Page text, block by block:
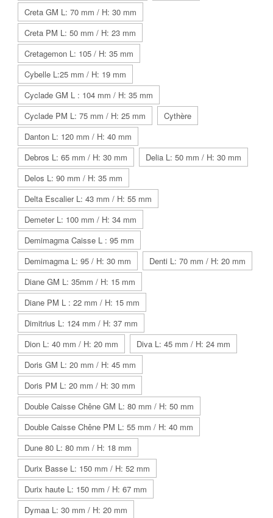
Creta GM L: 70 mm / H: 30 mm
Creta PM L: 50 mm / H: 23 mm
Cretagemon L: 105 / H: 35 mm
Cybelle L:25 mm / H: 19 mm
Cyclade GM L : 104 mm / H: 35 mm
Cyclade PM L: 75 mm / H: 25 mm
Cythère
Danton L: 120 mm / H: 40 mm
Debros L: 65 mm / H: 30 mm
Delia L: 50 mm / H: 30 mm
Delos L: 90 mm / H: 35 mm
Delta Escalier L: 43 mm / H: 55 mm
Demeter L: 100 mm / H: 34 mm
Demimagma Caisse L : 95 mm
Demimagma L: 95 / H: 30 mm
Denti L: 70 mm / H: 20 mm
Diane GM L: 35mm / H: 15 mm
Diane PM L : 22 mm / H: 15 mm
Dimitrius L: 124 mm / H: 37 mm
Dion L: 40 mm / H: 20 mm
Diva L: 45 mm / H: 24 mm
Doris GM L: 20 mm / H: 45 mm
Doris PM L: 20 mm / H: 30 mm
Double Caisse Chêne GM L: 80 mm / H: 50 mm
Double Caisse Chêne PM L: 55 mm / H: 40 mm
Dune 80 L: 80 mm / H: 18 mm
Durix Basse L: 150 mm / H: 52 mm
Durix haute L: 150 mm / H: 67 mm
Dymaa L: 30 mm / H: 20 mm